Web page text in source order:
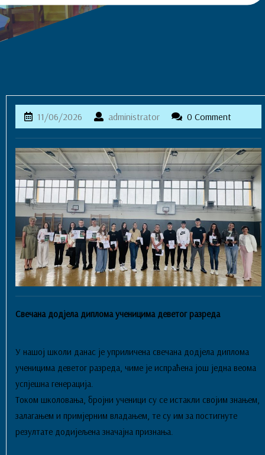
11/06/2026 11/06/2026administratoradministrator
0 Comment
Свечана додјела диплома ученицима деветог разреда
У нашој школи данас је уприличена свечана додјела диплома
ученицима деветог разреда, чиме је испраћена још једна веома
успјешна генерација.
Током школовања, бројни ученици су се истакли својим знањем,
залагањем и примјерним владањем, те су им за постигнуте
резултате додијељена значајна признања.